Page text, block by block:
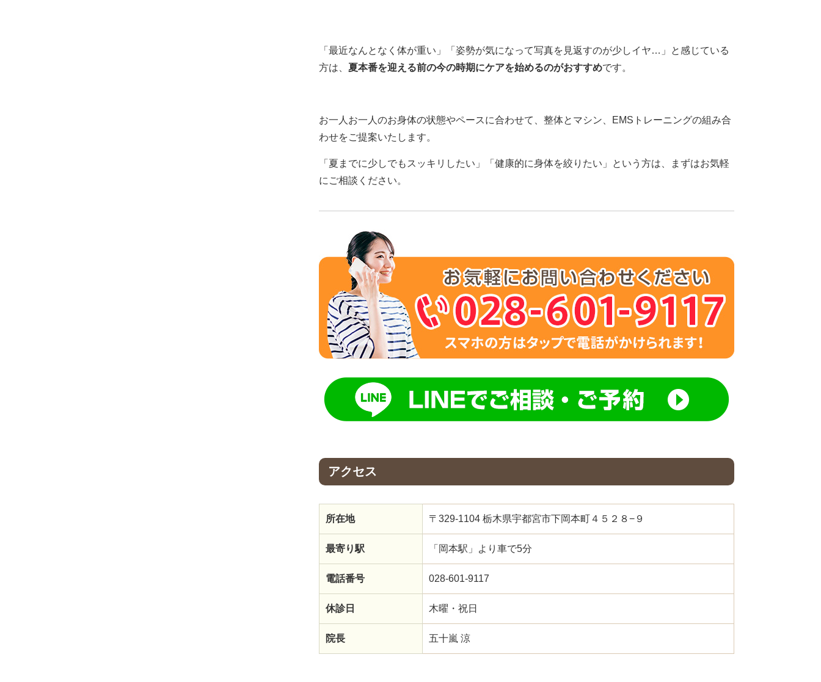
「最近なんとなく体が重い」「姿勢が気になって写真を見返すのが少しイヤ…」と感じている
方は、 夏本番を迎える前の今の時期にケアを始めるのがおすすめです。
お一人お一人のお身体の状態やペースに合わせて、整体とマシン、EMSトレーニングの組み合
わせをご提案いたします。
「夏までに少しでもスッキリしたい」「健康的に身体を絞りたい」という方は、まずはお気軽
にご相談ください。
アクセス
所在地 〒329-1104 栃木県宇都宮市下岡本町４５２８−９
最寄り駅 「岡本駅」より車で5分
電話番号 028-601-9117
休診日 木曜・祝日
院長 五十嵐 涼